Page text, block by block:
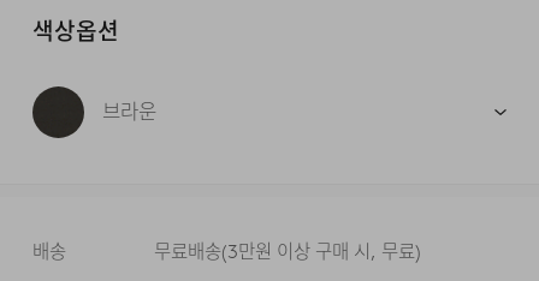
색상옵션
브라운
배송 무료배송(3만원 이상 구매 시, 무료)